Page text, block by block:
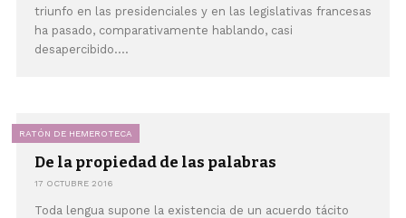
triunfo en las presidenciales y en las legislativas francesas
ha pasado, comparativamente hablando, casi
desapercibido....
RATÓN DE HEMEROTECA
De la propiedad de las palabras
17 OCTUBRE 2016
Toda lengua supone la existencia de un acuerdo tácito